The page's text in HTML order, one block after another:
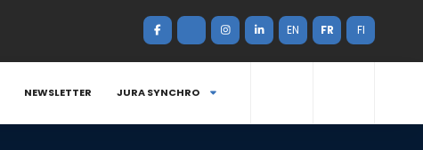
EN FR FI
NEWSLETTER JURA SYNCHRO